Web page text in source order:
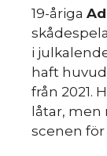
19-åriga
i
haft
från 2021.
låtar, men
scenen